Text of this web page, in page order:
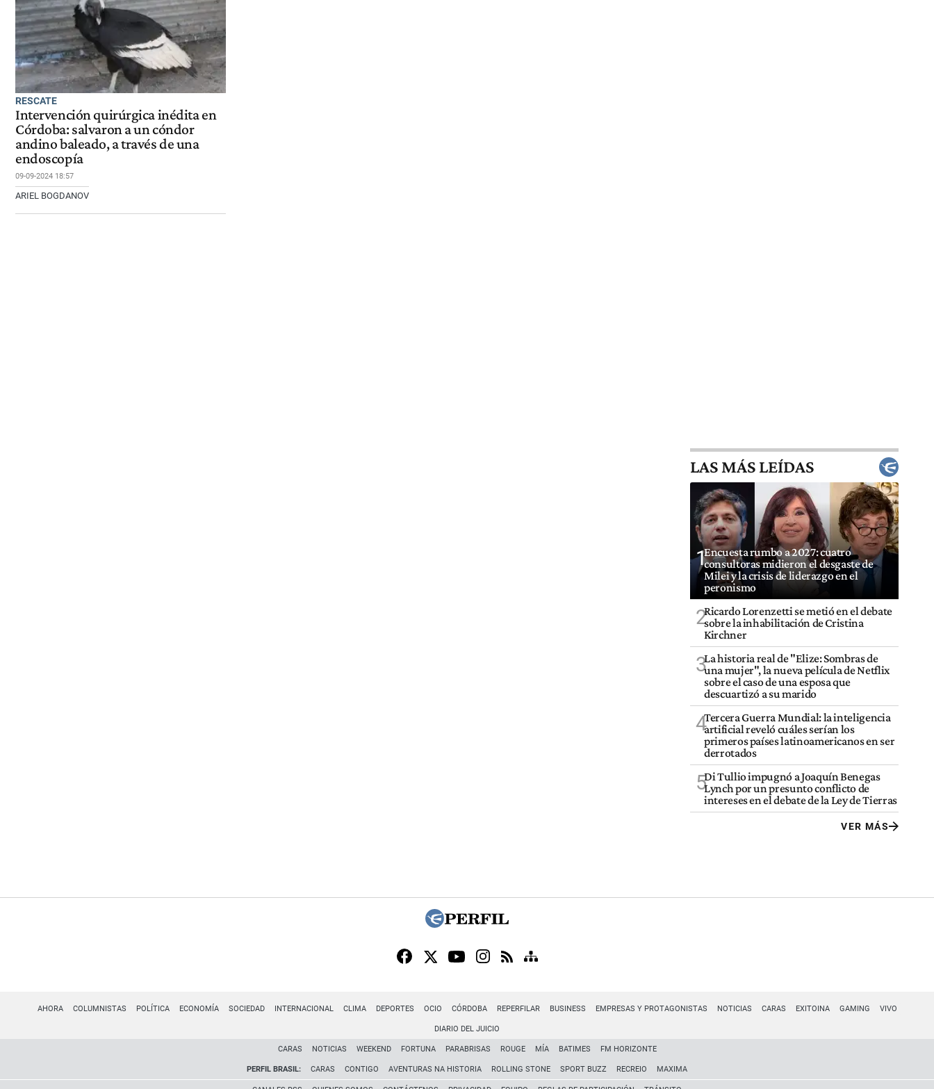
RESCATE
Intervención quirúrgica inédita en
Córdoba: salvaron a un cóndor
andino baleado, a través de una
endoscopía
09-09-2024 18:57
ARIEL BOGDANOV
LAS MÁS LEÍDAS
1Encuesta rumbo a 2027: cuatro
consultoras midieron el desgaste de
Milei y la crisis de liderazgo en el
peronismo
2Ricardo Lorenzetti se metió en el debate
sobre la inhabilitación de Cristina
Kirchner
3La historia real de "Elize: Sombras de
una mujer", la nueva película de Netflix
sobre el caso de una esposa que
descuartizó a su marido
4Tercera Guerra Mundial: la inteligencia
artificial reveló cuáles serían los
primeros países latinoamericanos en ser
derrotados
5Di Tullio impugnó a Joaquín Benegas
Lynch por un presunto conflicto de
intereses en el debate de la Ley de Tierras
VER MÁS
AHORA COLUMNISTAS POLÍTICA ECONOMÍA SOCIEDAD INTERNACIONAL CLIMA DEPORTES OCIO CÓRDOBA REPERFILAR BUSINESS EMPRESAS Y PROTAGONISTAS NOTICIAS CARAS EXITOINA GAMING VIVO
DIARIO DEL JUICIO
CARAS NOTICIAS WEEKEND FORTUNA PARABRISAS ROUGE MÍA BATIMES FM HORIZONTE
PERFIL BRASIL: CARAS CONTIGO AVENTURAS NA HISTORIA ROLLING STONE SPORT BUZZ RECREIO MAXIMA